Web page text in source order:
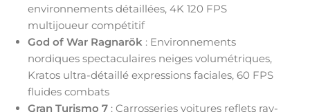
environnements détaillées, 4K 120 FPS
multijoueur compétitif
God of War Ragnarök : Environnements
nordiques spectaculaires neiges volumétriques,
Kratos ultra-détaillé expressions faciales, 60 FPS
fluides combats
Gran Turismo 7 : Carrosseries voitures reflets ray-